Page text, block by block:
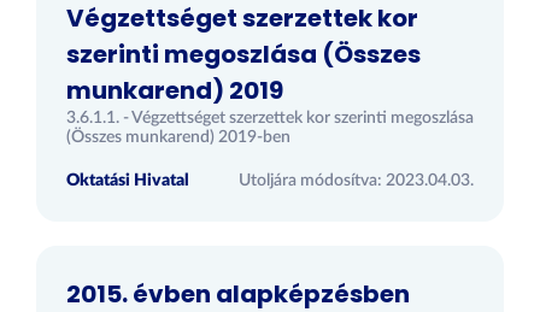
Végzettséget szerzettek kor
szerinti megoszlása (Összes
munkarend) 2019
3.6.1.1. - Végzettséget szerzettek kor szerinti megoszlása
(Összes munkarend) 2019-ben
Oktatási Hivatal Utoljára módosítva: 2023.04.03.
2015. évben alapképzésben